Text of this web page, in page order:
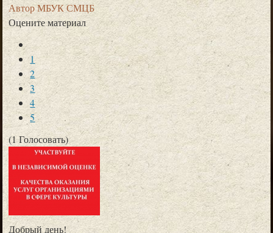
АвторМБУК СМЦБ
Оцените материал
1
2
3
4
5
(1 Голосовать)
Добрый день!